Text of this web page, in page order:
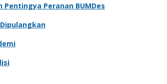
Peranan BUMDes